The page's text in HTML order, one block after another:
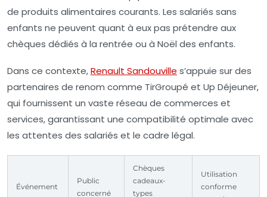
de produits alimentaires courants. Les salariés sans
enfants ne peuvent quant à eux pas prétendre aux
chèques dédiés à la rentrée ou à Noël des enfants.
Dans ce contexte,Renault Sandouville s’appuie sur des
partenaires de renom comme TirGroupé et Up Déjeuner,
qui fournissent un vaste réseau de commerces et
services, garantissant une compatibilité optimale avec
les attentes des salariés et le cadre légal.
Événement
Public
concerné
Chèques
cadeaux-
types
Utilisation
conforme